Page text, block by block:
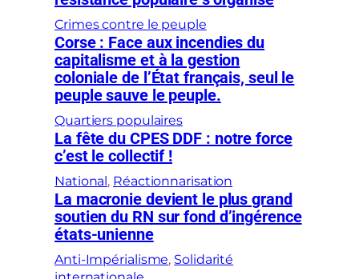
Crimes contre le peuple
Corse : Face aux incendies du
capitalisme et à la gestion
coloniale de l’État français, seul le
peuple sauve le peuple.
Quartiers populaires
La fête du CPES DDF : notre force
c’est le collectif !
National , Réactionnarisation
La macronie devient le plus grand
soutien du RN sur fond d’ingérence
états-unienne
Anti-Impérialisme, Solidarité